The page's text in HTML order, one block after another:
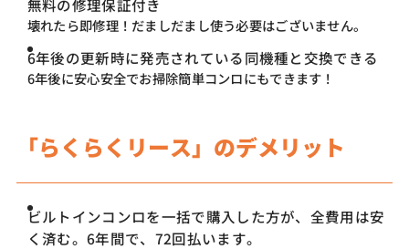
無料の修理保証付き
壊れたら即修理！だましだまし使う必要はございません。
6年後の更新時に発売されている同機種と交換できる
6年後に安心安全でお掃除簡単コンロにもできます！
「らくらくリース」のデメリット
ビルトインコンロを一括で購入した方が、全費用は安
く済む。6年間で、72回払います。